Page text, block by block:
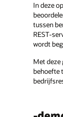
In deze
tussen
REST-
wordt
Met
behoefte